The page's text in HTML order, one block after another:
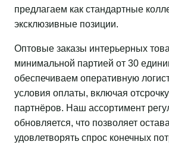
предлагаем как стандартные
эксклюзивные позиции.
Оптовые заказы интерьерных
минимальной партией от 30
обеспечиваем оперативную
условия оплаты, включая
партнёров. Наш ассортимент
обновляется, что позволяет
удовлетворять спрос конечных